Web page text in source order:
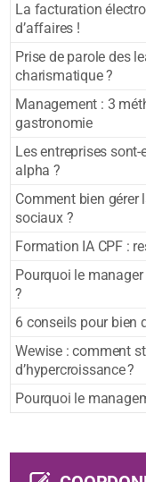
La facturation
d’affaires !
Prise de parole des
charismatique ?
Management : 3
gastronomie
Les entreprises
alpha ?
Comment bien gérer
sociaux ?
Formation IA CPF :
Pourquoi le manager
?
6 conseils pour bien
Wewise : comment
d’hypercroissance ?
Pourquoi le